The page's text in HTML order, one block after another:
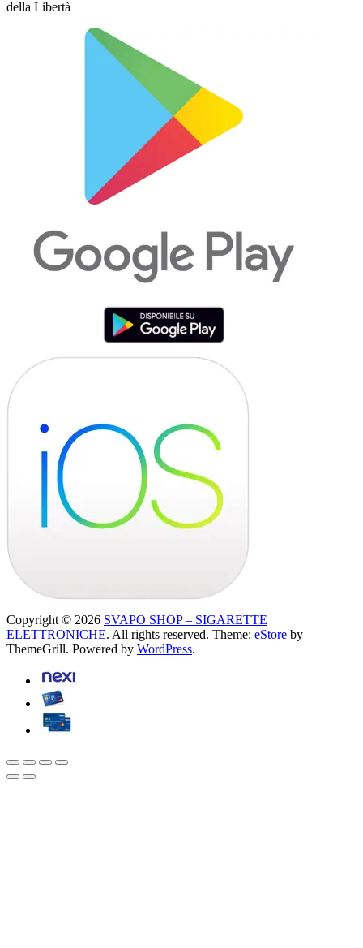
della Libertà
Copyright © 2026 SVAPO SHOP – SIGARETTE
ELETTRONICHE. All rights reserved. Theme: eStore by
ThemeGrill. Powered by WordPress.